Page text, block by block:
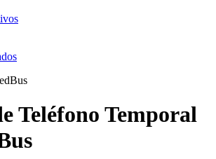
Teléfono Temporal